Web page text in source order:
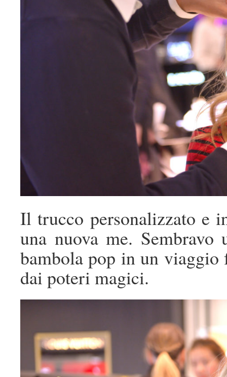
Il trucco personalizzato e
una nuova me. Sembravo
bambola pop in un viaggio
dai poteri magici.